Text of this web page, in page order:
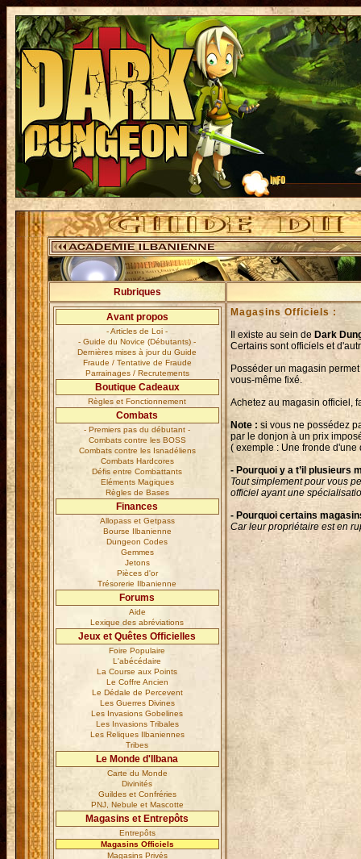
Rubriques
Avant propos
- Articles de Loi -
- Guide du Novice (Débutants) -
Dernières mises à jour du Guide
Fraude / Tentative de Fraude
Parrainages / Recrutements
Boutique Cadeaux
Règles et Fonctionnement
Combats
- Premiers pas du débutant -
Combats contre les BOSS
Combats contre les Isnadéliens
Combats Hardcores
Défis entre Combattants
Eléments Magiques
Règles de Bases
Finances
Allopass et Getpass
Bourse Ilbanienne
Dungeon Codes
Gemmes
Jetons
Pièces d'or
Trésorerie Ilbanienne
Forums
Aide
Lexique des abréviations
Jeux et Quêtes Officielles
Foire Populaire
L'abécédaire
La Course aux Points
Le Coffre Ancien
Le Dédale de Percevent
Les Guerres Divines
Les Invasions Gobelines
Les Invasions Tribales
Les Reliques Ilbaniennes
Tribes
Le Monde d'Ilbana
Carte du Monde
Divinités
Guildes et Confréries
PNJ, Nebule et Mascotte
Magasins et Entrepôts
Entrepôts
Magasins Officiels
Magasins Privés
Magasins Officiels :
Il existe au sein de Dark
Certains sont officiels et
Posséder un magasin
vous-même fixé.
Achetez au magasin officiel,
Note : si vous ne possédez
par le donjon à un prix
( exemple : Une fronde
- Pourquoi y a t’il plusieurs
Tout simplement pour vous
officiel ayant une
- Pourquoi certains
Car leur propriétaire est en